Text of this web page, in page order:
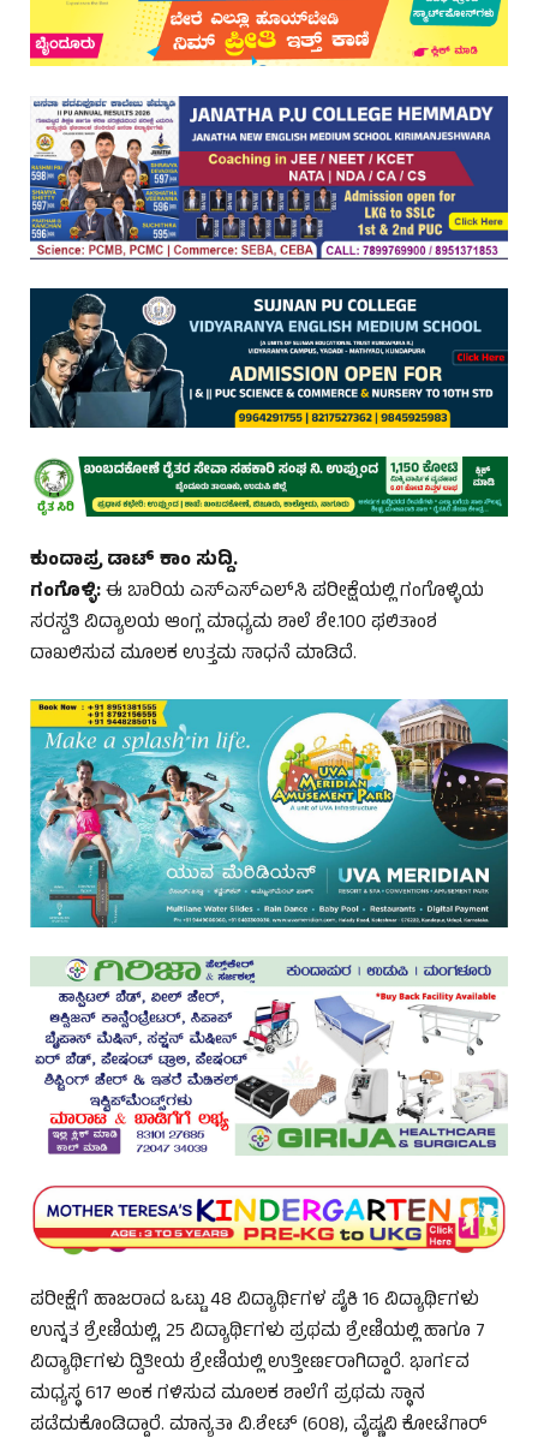
ಕುಂದಾಪ್ರ ಡಾಟ್ ಕಾಂ ಸುದ್ದಿ.
ಗಂಗೊಳ್ಳಿ:ಈ ಬಾರಿಯ ಎಸ್‌ಎಸ್‌ಎಲ್‌ಸಿ ಪರೀಕ್ಷೆಯಲ್ಲಿ ಗಂಗೊಳ್ಳಿಯ
ಸರಸ್ವತಿ ವಿದ್ಯಾಲಯ ಆಂಗ್ಲ ಮಾಧ್ಯಮ ಶಾಲೆ ಶೇ.100 ಫಲಿತಾಂಶ
ದಾಖಲಿಸುವ ಮೂಲಕ ಉತ್ತಮ ಸಾಧನೆ ಮಾಡಿದೆ.
ಪರೀಕ್ಷೆಗೆ ಹಾಜರಾದ ಒಟ್ಟು 48 ವಿದ್ಯಾರ್ಥಿಗಳ ಪೈಕಿ 16 ವಿದ್ಯಾರ್ಥಿಗಳು
ಉನ್ನತ ಶ್ರೇಣಿಯಲ್ಲಿ, 25 ವಿದ್ಯಾರ್ಥಿಗಳು ಪ್ರಥಮ ಶ್ರೇಣಿಯಲ್ಲಿ ಹಾಗೂ 7
ವಿದ್ಯಾರ್ಥಿಗಳು ದ್ವಿತೀಯ ಶ್ರೇಣಿಯಲ್ಲಿ ಉತ್ತೀರ್ಣರಾಗಿದ್ದಾರೆ. ಭಾರ್ಗವ
ಮಧ್ಯಸ್ಥ 617 ಅಂಕ ಗಳಿಸುವ ಮೂಲಕ ಶಾಲೆಗೆ ಪ್ರಥಮ ಸ್ಥಾನ
ಪಡೆದುಕೊಂಡಿದ್ದಾರೆ. ಮಾನ್ಯತಾ ವಿ.ಶೇಟ್ (608), ವೈಷ್ಣವಿ ಕೋಟೆಗಾರ್